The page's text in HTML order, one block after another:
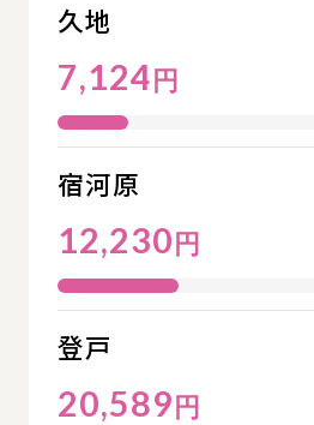
久地
7,124円
宿河原
12,230円
登戸
20,589円